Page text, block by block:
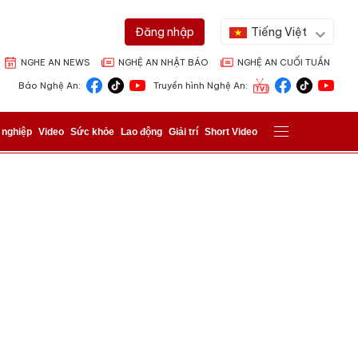
Đăng nhập Tiếng Việt
NGHE AN NEWS NGHỆ AN NHẬT BÁO NGHỆ AN CUỐI TUẦN
Báo Nghệ An: Truyền hình Nghệ An:
nghiệp Video Sức khỏe Lao động Giải trí Short Video